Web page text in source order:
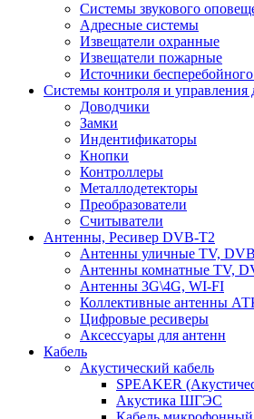
Системы звукового
Адресные системы
Извещатели охранные
Извещатели пожарные
Источники
Системы контроля и управления
Доводчики
Замки
Индентификаторы
Кнопки
Контроллеры
Металлодетекторы
Преобразователи
Считыватели
Антенны, Ресивер DVB-T2
Антенны уличные TV,
Антенны комнатные TV,
Антенны 3G\4G, WI-FI
Коллективные антенны
Цифровые ресиверы
Аксессуары для антенн
Кабель
Акустический кабель
SPEAKER
Акустика ШГЭС